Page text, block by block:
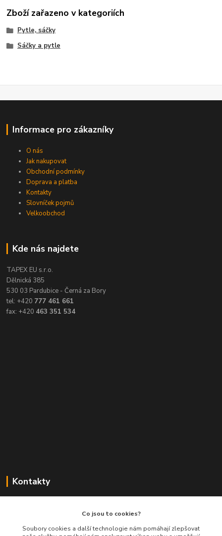
Zboží zařazeno v kategoriích
Pytle, sáčky
Sáčky a pytle
Informace pro zákazníky
O nás
Jak nakupovat
Obchodní podmínky
Doprava a platba
Kontakty
Slovníček pojmů
Velkoobchod
Kde nás najdete
TAPEX EU s.r.o.
Dělnická 385
530 03 Pardubice - Černá za Bory
tel: +420 777 461 661
fax: +420 463 351 534
Kontakty
+420 777 461 661
Co jsou to cookies?
Soubory cookies a další technologie nám pomáhají zlepšovat